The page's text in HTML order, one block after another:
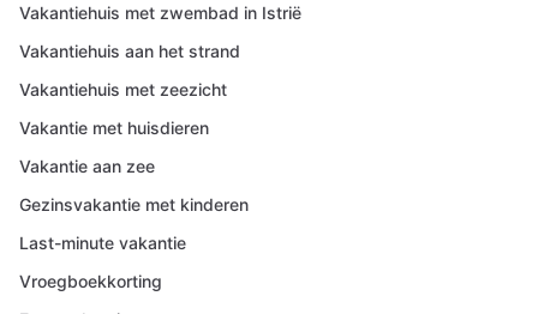
Vakantiehuis met zwembad in Istrië
Vakantiehuis aan het strand
Vakantiehuis met zeezicht
Vakantie met huisdieren
Vakantie aan zee
Gezinsvakantie met kinderen
Last-minute vakantie
Vroegboekkorting